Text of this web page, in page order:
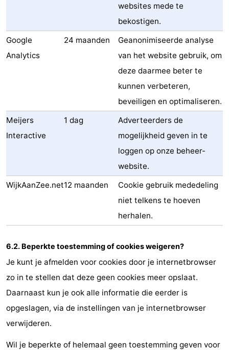
websites mede te
bekostigen.
Google
Analytics
24 maanden
Geanonimiseerde analyse
van het website gebruik, om
deze daarmee beter te
kunnen verbeteren,
beveiligen en optimaliseren.
Meijers
Interactive
1 dag
Adverteerders de
mogelijkheid geven in te
loggen op onze beheer-
website.
WijkAanZee.net12 maanden
Cookie gebruik mededeling
niet telkens te hoeven
herhalen.
6.2. Beperkte toestemming of cookies weigeren?
Je kunt je afmelden voor cookies door je internetbrowser
zo in te stellen dat deze geen cookies meer opslaat.
Daarnaast kun je ook alle informatie die eerder is
opgeslagen, via de instellingen van je internetbrowser
verwijderen.
Wil je beperkte of helemaal geen toestemming geven voor